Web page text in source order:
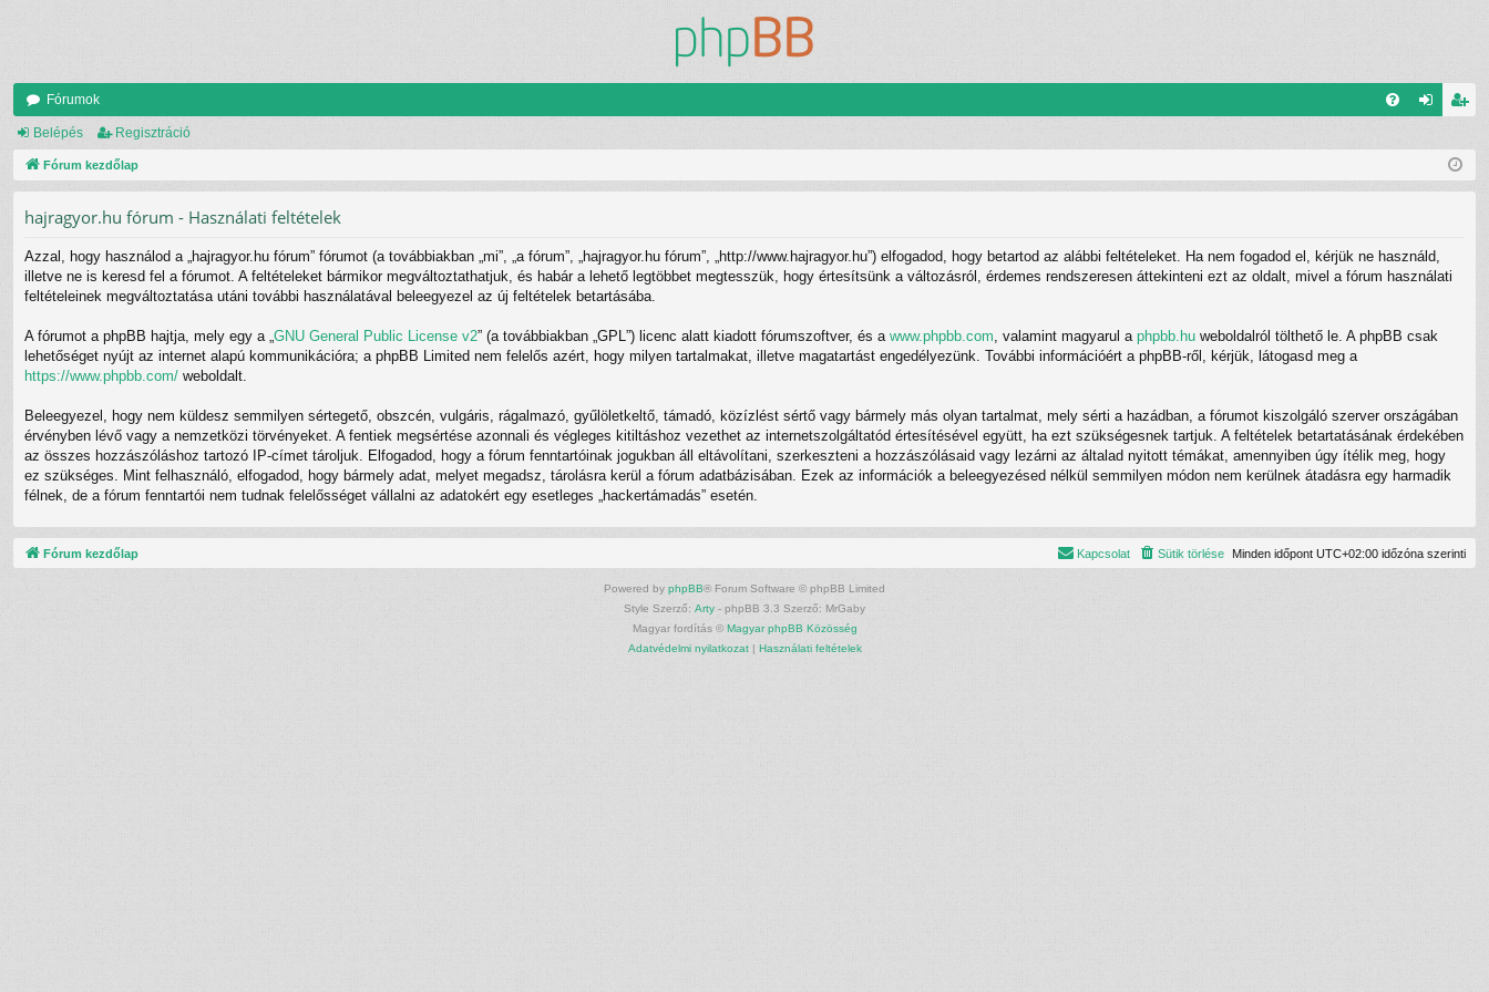
Fórumok
is
Belépés Regisztráció
Fórum kezdőlap
hajragyor.hu fórum - Használati feltételek
Azzal, hogy használod a „hajragyor.hu fórum” fórumot (a továbbiakban „mi”, „a fórum”, „hajragyor.hu fórum”, „http://www.hajragyor.hu”) elfogadod, hogy betartod az alábbi feltételeket. Ha nem fogadod el, kérjük ne használd,
illetve ne is keresd fel a fórumot. A feltételeket bármikor megváltoztathatjuk, és habár a lehető legtöbbet megtesszük, hogy értesítsünk a változásról, érdemes rendszeresen áttekinteni ezt az oldalt, mivel a fórum használati
feltételeinek megváltoztatása utáni további használatával beleegyezel az új feltételek betartásába.
A fórumot a phpBB hajtja, mely egy a „ GNU General Public License v2” (a továbbiakban „GPL”) licenc alatt kiadott fórumszoftver, és a www.phpbb.com , valamint magyarul a phpbb.hu weboldalról tölthető le. A phpBB csak
lehetőséget nyújt az internet alapú kommunikációra; a phpBB Limited nem felelős azért, hogy milyen tartalmakat, illetve magatartást engedélyezünk. További információért a phpBB-ről, kérjük, látogasd meg a
https://www.phpbb.com/ weboldalt.
Beleegyezel, hogy nem küldesz semmilyen sértegető, obszcén, vulgáris, rágalmazó, gyűlöletkeltő, támadó, közízlést sértő vagy bármely más olyan tartalmat, mely sérti a hazádban, a fórumot kiszolgáló szerver országában
érvényben lévő vagy a nemzetközi törvényeket. A fentiek megsértése azonnali és végleges kitiltáshoz vezethet az internetszolgáltatód értesítésével együtt, ha ezt szükségesnek tartjuk. A feltételek betartatásának érdekében
az összes hozzászóláshoz tartozó IP-címet tároljuk. Elfogadod, hogy a fórum fenntartóinak jogukban áll eltávolítani, szerkeszteni a hozzászólásaid vagy lezárni az általad nyitott témákat, amennyiben úgy ítélik meg, hogy
ez szükséges. Mint felhasználó, elfogadod, hogy bármely adat, melyet megadsz, tárolásra kerül a fórum adatbázisában. Ezek az információk a beleegyezésed nélkül semmilyen módon nem kerülnek átadásra egy harmadik
félnek, de a fórum fenntartói nem tudnak felelősséget vállalni az adatokért egy esetleges „hackertámadás” esetén.
Fórum kezdőlap Minden időpont UTC+02:00 időzóna szerinti
Sütik törlése
Kapcsolat
Powered by phpBB® Forum Software © phpBB Limited
Style Szerző: Arty - phpBB 3.3 Szerző: MrGaby
Magyar fordítás © Magyar phpBB Közösség
Adatvédelmi nyilatkozat| Használati feltételek